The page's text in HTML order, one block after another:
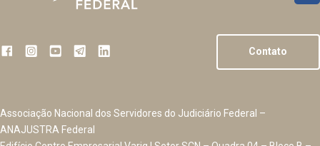
Contato
Associação Nacional dos Servidores do Judiciário Federal –
ANAJUSTRA Federal